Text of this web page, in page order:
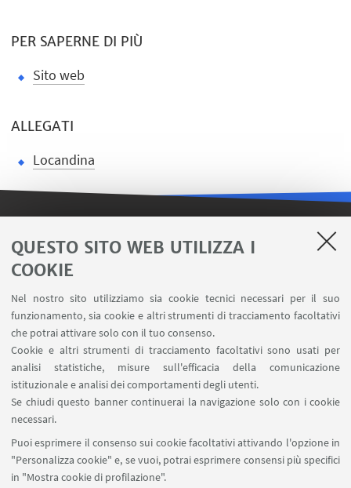
QUESTO SITO WEB UTILIZZA I
COOKIE
Nel nostro sito utilizziamo sia cookie tecnici necessari per il suo
funzionamento, sia cookie e altri strumenti di tracciamento facoltativi
che potrai attivare solo con il tuo consenso.
Cookie e altri strumenti di tracciamento facoltativi sono usati per
analisi statistiche, misure sull'efficacia della comunicazione
istituzionale e analisi dei comportamenti degli utenti.
Se chiudi questo banner continuerai la navigazione solo con i cookie
necessari.
Puoi esprimere il consenso sui cookie facoltativi attivando l'opzione in
"Personalizza cookie" e, se vuoi, potrai esprimere consensi più specifici
in "Mostra cookie di profilazione".
PER SAPERNE DI PIÙ
Sito web
ALLEGATI
Locandina
LINK UTILI
Area riservata FILO
U-Web Missioni
AlmaEsami
AlmaWifi
Proxy: connessione da remoto
InfoPoint Azzo Gardino
SEGUI UNIBO SU: